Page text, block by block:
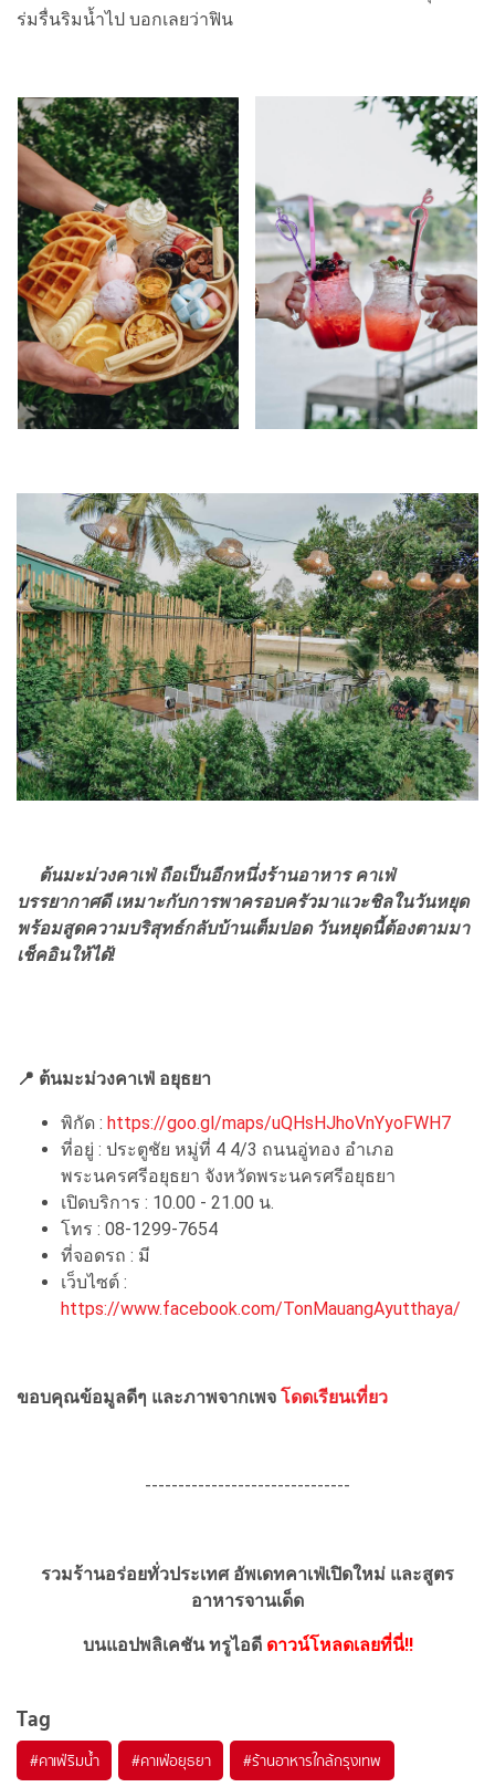
ร่มรื่นริมน้ำไป บอกเลยว่าฟิน
ต้นมะม่วงคาเฟ่ ถือเป็นอีกหนึ่งร้านอาหาร คาเฟ่
บรรยากาศดี เหมาะกับการพาครอบครัวมาแวะชิลในวันหยุด
พร้อมสูดความบริสุทธ์กลับบ้านเต็มปอด วันหยุดนี้ต้องตามมา
เช็คอินให้ได้!
📍 ต้นมะม่วงคาเฟ่ อยุธยา
พิกัด : https://goo.gl/maps/uQHsHJhoVnYyoFWH7
ที่อยู่ : ประตูชัย หมู่ที่ 4 4/3 ถนนอู่ทอง อำเภอ
พระนครศรีอยุธยา จังหวัดพระนครศรีอยุธยา
เปิดบริการ : 10.00 - 21.00 น.
โทร : 08-1299-7654
ที่จอดรถ : มี
เว็บไซต์ :
https://www.facebook.com/TonMauangAyutthaya/
ขอบคุณข้อมูลดีๆ และภาพจากเพจ โดดเรียนเที่ยว
-------------------------------
รวมร้านอร่อยทั่วประเทศ อัพเดทคาเฟ่เปิดใหม่ และสูตร
อาหารจานเด็ด
บนแอปพลิเคชัน ทรูไอดี ดาวน์โหลดเลยที่นี่!!
Tag
#คาเฟ่ริมน้ำ #คาเฟ่อยุธยา #ร้านอาหารใกล้กรุงเทพ